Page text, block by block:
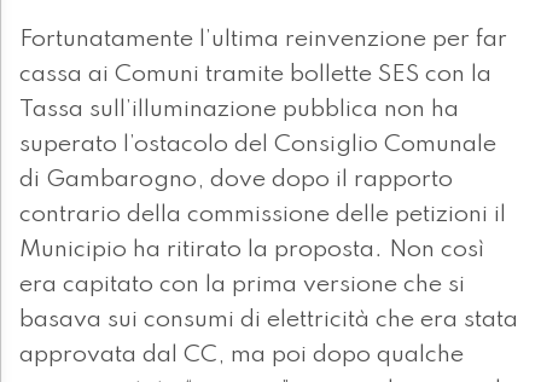
Fortunatamente l’ultima reinvenzione per far
cassa ai Comuni tramite bollette SES con la
Tassa sull’illuminazione pubblica non ha
superato l’ostacolo del Consiglio Comunale
di Gambarogno, dove dopo il rapporto
contrario della commissione delle petizioni il
Municipio ha ritirato la proposta. Non così
era capitato con la prima versione che si
basava sui consumi di elettricità che era stata
approvata dal CC, ma poi dopo qualche